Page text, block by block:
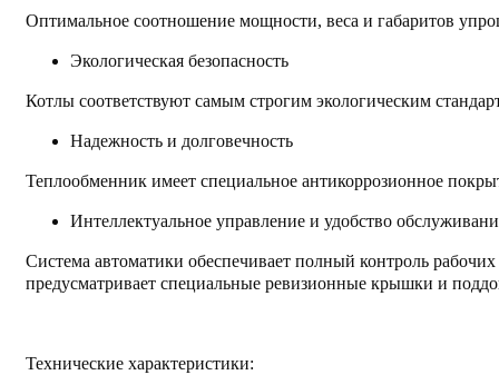
Оптимальное соотношение мощности, веса и габаритов
Экологическая безопасность
Котлы соответствуют самым строгим экологическим
Надежность и долговечность
Теплообменник имеет специальное антикоррозионное
Интеллектуальное управление и удобство
Система автоматики обеспечивает полный контроль
предусматривает специальные ревизионные крышки и
Технические характеристики: